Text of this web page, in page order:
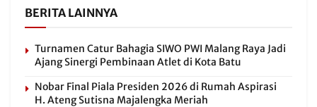
BERITA LAINNYA
Turnamen Catur Bahagia SIWO PWI Malang Raya Jadi
Ajang Sinergi Pembinaan Atlet di Kota Batu
Nobar Final Piala Presiden 2026 di Rumah Aspirasi
H. Ateng Sutisna Majalengka Meriah